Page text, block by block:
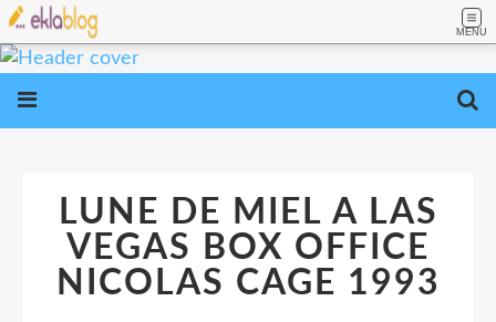
MENU
LUNE DE MIEL A LAS
VEGAS BOX OFFICE
NICOLAS CAGE 1993